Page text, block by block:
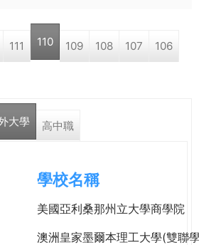
111 110 109 108 107 106
大學 高中職
學校名稱
美國亞利桑那州立大學商學院
澳洲皇家墨爾本理工大學(雙聯